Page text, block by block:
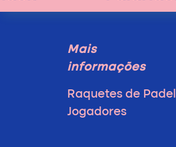
Mais
informações
Raquetes de Padel
Jogadores